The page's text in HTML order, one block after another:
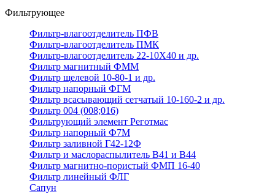
Фильтрующее
Фильтр-влагоотделитель ПФВ
Фильтр-влагоотделитель ПМК
Фильтр-влагоотделитель 22-10Х40 и др.
Фильтр магнитный ФММ
Фильтр щелевой 10-80-1 и др.
Фильтр напорный ФГМ
Фильтр всасывающий сетчатый 10-160-2 и др.
Фильтр 004 (008;016)
Фильтрующий элемент Реготмас
Фильтр напорный Ф7М
Фильтр заливной Г42-12Ф
Фильтр и маслораспылитель В41 и В44
Фильтр магнитно-пористый ФМП 16-40
Фильтр линейный ФЛГ
Сапун